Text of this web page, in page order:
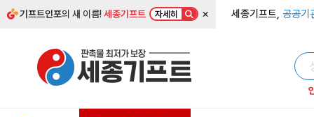
기프트인포의 새 이름!세종기프트 자세히 × 세종기프트, 공공기